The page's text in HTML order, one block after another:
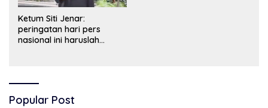
Ketum Siti Jenar:
peringatan hari pers
nasional ini haruslah
bangsa dan menjaga
demokrasi Indonesia.
Popular Post